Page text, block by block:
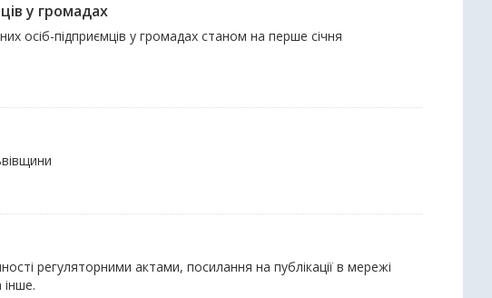
у громадах
осіб-підприємців у громадах станом на перше січня
регуляторними актами, посилання на публікації в мережі
інше.